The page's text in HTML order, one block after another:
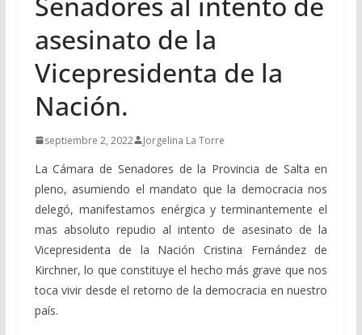
asesinato de la
Vicepresidenta de la
Nación.
septiembre 2, 2022 Jorgelina La Torre
La Cámara de Senadores de la Provincia de Salta en
pleno, asumiendo el mandato que la democracia nos
delegó, manifestamos enérgica y terminantemente el
mas absoluto repudio al intento de asesinato de la
Vicepresidenta de la Nación Cristina Fernández de
Kirchner, lo que constituye el hecho más grave que nos
toca vivir desde el retorno de la democracia en nuestro
país.